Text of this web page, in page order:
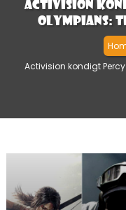
Activision
Olympians:
Activision kondigt